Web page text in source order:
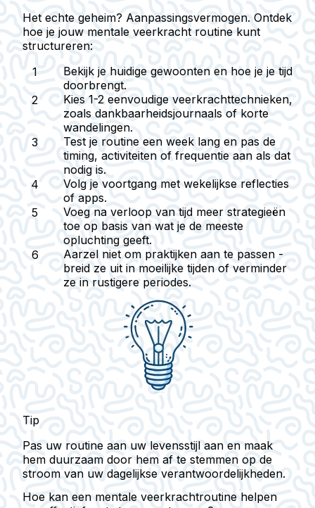
Het echte geheim? Aanpassingsvermogen. Ontdek
hoe je jouw mentale veerkracht routine kunt
structureren:
Bekijk je huidige gewoonten en hoe je je tijd
doorbrengt.
Kies 1-2 eenvoudige veerkrachttechnieken,
zoals dankbaarheidsjournaals of korte
wandelingen.
Test je routine een week lang en pas de
timing, activiteiten of frequentie aan als dat
nodig is.
Volg je voortgang met wekelijkse reflecties
of apps.
Voeg na verloop van tijd meer strategieën
toe op basis van wat je de meeste
opluchting geeft.
Aarzel niet om praktijken aan te passen -
breid ze uit in moeilijke tijden of verminder
ze in rustigere periodes.
Tip
Pas uw routine aan uw levensstijl aan en maak
hem duurzaam door hem af te stemmen op de
stroom van uw dagelijkse verantwoordelijkheden.
Hoe kan een mentale veerkrachtroutine helpen